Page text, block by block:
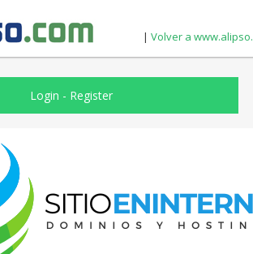
| Volver a
Login - Register